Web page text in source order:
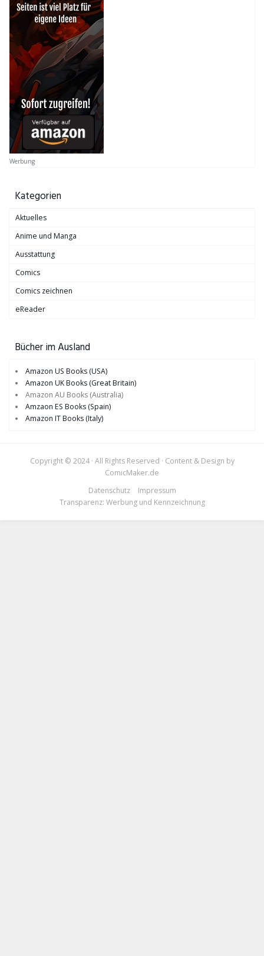
Werbung
Kategorien
Aktuelles
Anime und Manga
Ausstattung
Comics
Comics zeichnen
eReader
Bücher im Ausland
Amazon US Books (USA)
Amazon UK Books (Great Britain)
Amazon AU Books (Australia)
Amzaon ES Books (Spain)
Amazon IT Books (Italy)
Copyright © 2024 · All Rights Reserved · Content & Design by
ComicMaker.de
Datenschutz
Impressum
Transparenz: Werbung und Kennzeichnung